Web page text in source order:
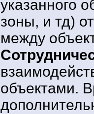
указанного
зоны, и тд)
между
объектами.